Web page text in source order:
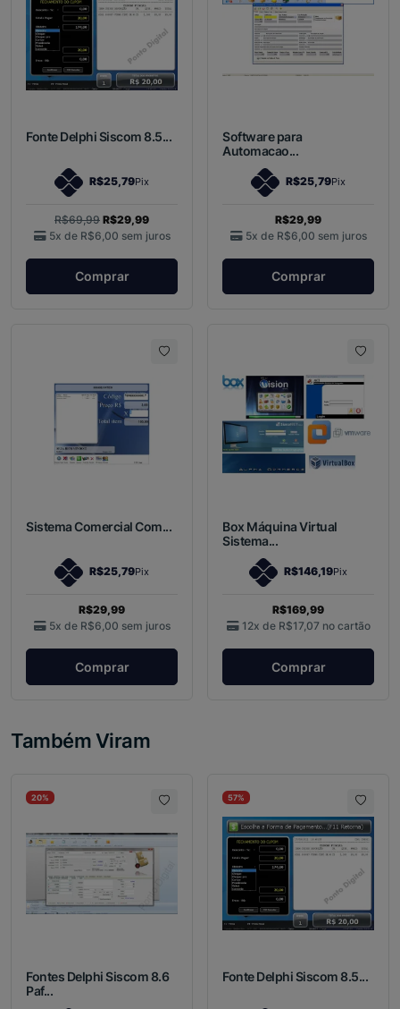
Fonte Delphi Siscom 8.5...
R$25,79Pix
R$69,99 R$29,99
5x de R$6,00 sem juros
Comprar
Software para
Automacao...
R$25,79Pix
R$29,99
5x de R$6,00 sem juros
Comprar
Sistema Comercial Com...
R$25,79Pix
R$29,99
5x de R$6,00 sem juros
Comprar
Box Máquina Virtual
Sistema...
R$146,19Pix
R$169,99
12x de R$17,07 no cartão
Comprar
Também Viram
20%
Fontes Delphi Siscom 8.6
Paf...
57%
Fonte Delphi Siscom 8.5...